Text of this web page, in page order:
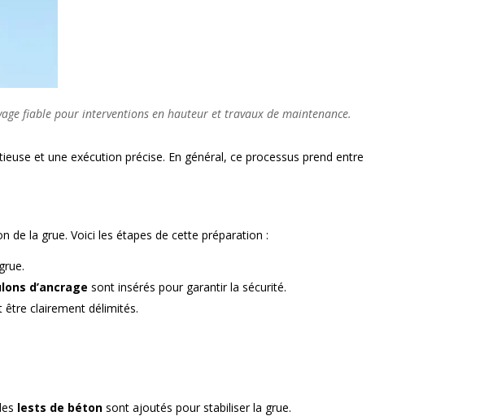
fiable pour interventions en hauteur et travaux de maintenance.
et une exécution précise. En général, ce processus prend entre
de la grue. Voici les étapes de cette préparation :
d’ancrage sont insérés pour garantir la sécurité.
être clairement délimités.
lests de béton sont ajoutés pour stabiliser la grue.